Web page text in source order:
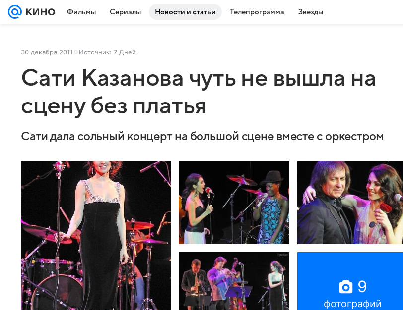
Фильмы Сериалы Новости и статьи Телепрограмма Звезды
30 декабря 2011 Источник: 7 Дней
Сати Казанова чуть не вышла на
сцену без платья
Сати дала сольный концерт на большой сцене вместе с оркестром
9
фотографий